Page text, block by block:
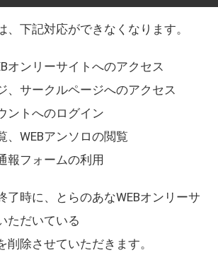
、下記対応ができなくなります。
オンリーサイトへのアクセス
、サークルページへのアクセス
ントへのログイン
、WEBアンソロの閲覧
報フォームの利用
了時に、とらのあなWEBオンリーサ
ただいている
削除させていただきます。